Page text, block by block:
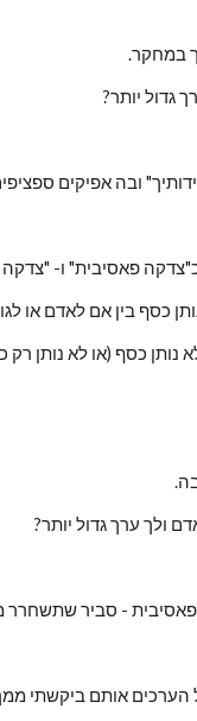
במחקר.
גדול יותר?
ובה אפיקים
פאסיבית" ו-
כסף בין אם לאדם או
כסף (או לא נותן רק
ולך ערך גדול יותר?
- סביר שתשחרר
הערכים אותם ביקשתי